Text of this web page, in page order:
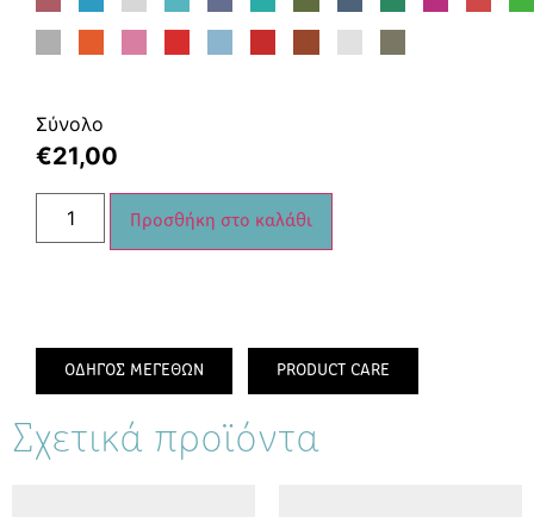
Σύνολο
€21,00
Προσθήκη στο καλάθι
ΟΔΗΓΟΣ ΜΕΓΕΘΩΝ PRODUCT CARE
Σχετικά προϊόντα